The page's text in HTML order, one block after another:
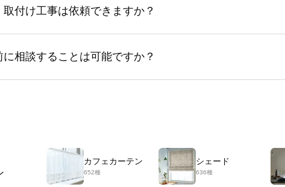
付け工事は依頼できますか？
相談することは可能ですか？
カフェカーテン
652種
シェード
636種